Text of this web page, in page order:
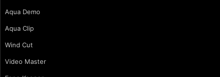
Aqua Demo
Aqua Clip
Wind Cut
Video Master